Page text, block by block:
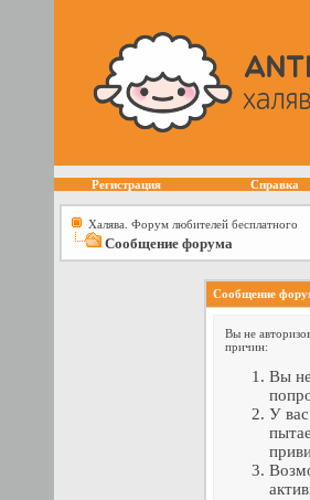
Регистрация Справка
Халява. Форум любителей бесплатного
Сообщение форума
Сообщение
Вы не
причин:
Вы
У